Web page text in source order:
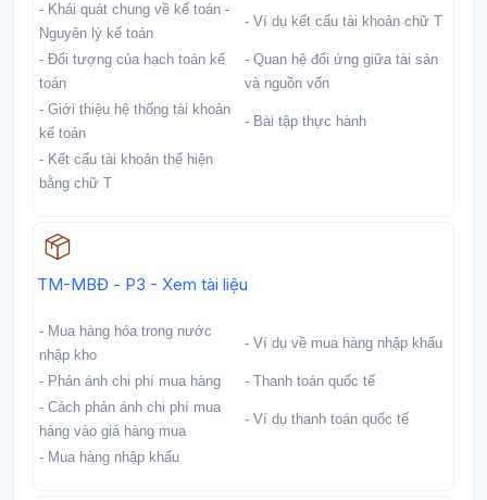
- Khái quát chung về kế toán -
Nguyên lý kế toán
- Ví dụ kết cấu tài khoản chữ T
- Đối tượng của hạch toán kế
toán
- Quan hệ đối ứng giữa tài sản
và nguồn vốn
- Giới thiệu hệ thống tài khoản
kế toán
- Bài tập thực hành
- Kết cấu tài khoản thể hiện
bằng chữ T
TM-MBĐ - P3 - Xem tài liệu
- Mua hàng hóa trong nước
nhập kho
- Ví dụ về mua hàng nhập khẩu
- Phản ánh chi phí mua hàng
- Thanh toán quốc tế
- Cách phản ánh chi phí mua
hàng vào giá hàng mua
- Ví dụ thanh toán quốc tế
- Mua hàng nhập khẩu